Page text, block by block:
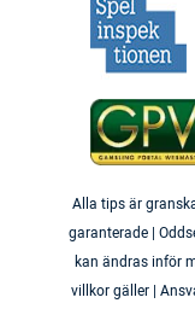
Alla tips är
garanterade |
kan ändras inför
villkor gäller |